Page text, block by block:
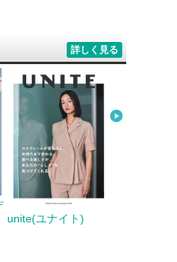
詳しく見る
unite(ユナイト)